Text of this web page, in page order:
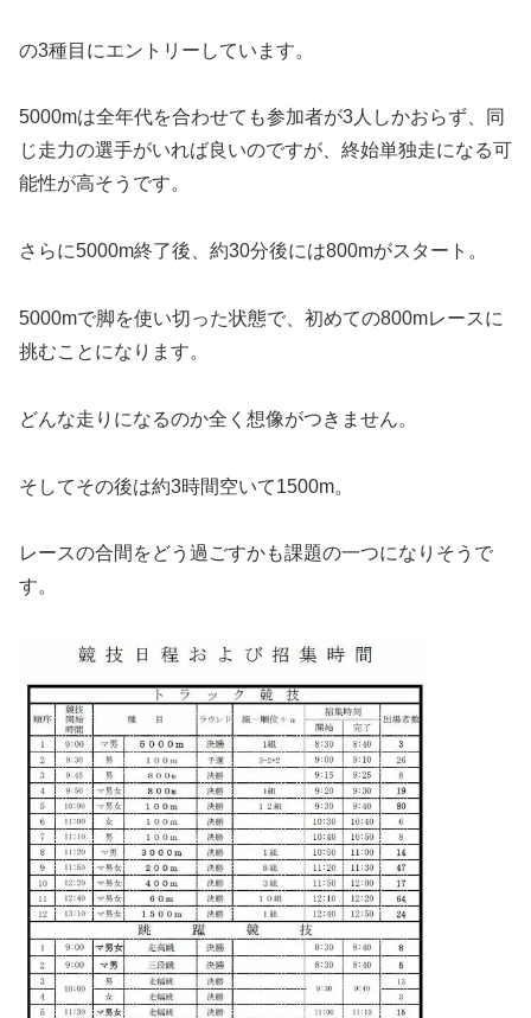
の3種目にエントリーしています。
5000mは全年代を合わせても参加者が3人しかおらず、同
じ走力の選手がいれば良いのですが、終始単独走になる可
能性が高そうです。
さらに5000m終了後、約30分後には800mがスタート。
5000mで脚を使い切った状態で、初めての800mレースに
挑むことになります。
どんな走りになるのか全く想像がつきません。
そしてその後は約3時間空いて1500m。
レースの合間をどう過ごすかも課題の一つになりそうで
す。